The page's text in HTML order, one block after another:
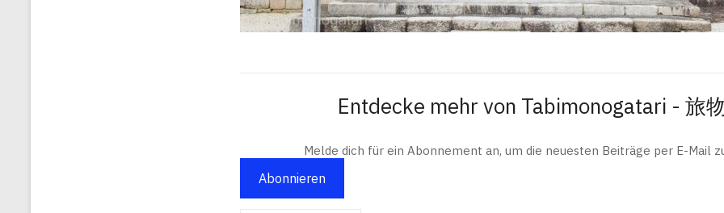
Entdecke mehr von Tabimonogatari - 旅
Melde dich für ein Abonnement an, um die neuesten Beiträge per E-Mail
Abonnieren